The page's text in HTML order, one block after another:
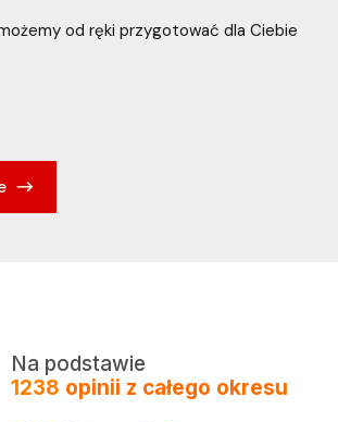
od ręki przygotować dla Ciebie
Na podstawie
1238 opinii z całego okresu